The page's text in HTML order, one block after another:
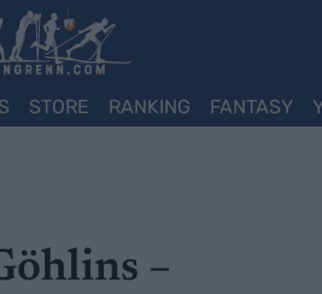
STORE RANKING FANTASY
–